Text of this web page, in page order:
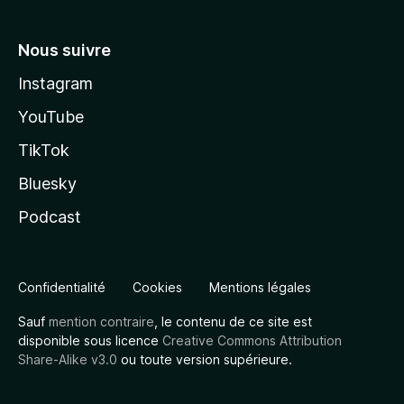
Nous suivre
Instagram
YouTube
TikTok
Bluesky
Podcast
Confidentialité Cookies Mentions légales
Sauf mention contraire , le contenu de ce site est
disponible sous licence Creative Commons Attribution
Share-Alike v3.0 ou toute version supérieure.